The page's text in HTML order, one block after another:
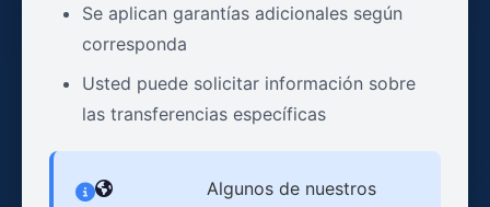
Se aplican garantías adicionales según
corresponda
Usted puede solicitar información sobre
las transferencias específicas
Algunos de nuestros